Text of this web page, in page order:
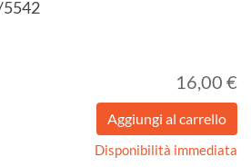
5542
16,00 €
Disponibilità immediata